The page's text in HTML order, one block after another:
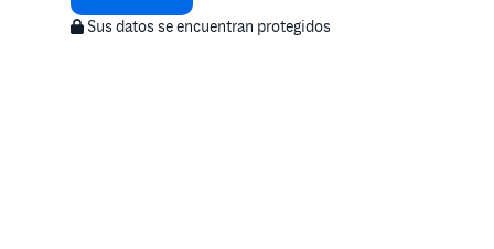
Sus datos se encuentran protegidos